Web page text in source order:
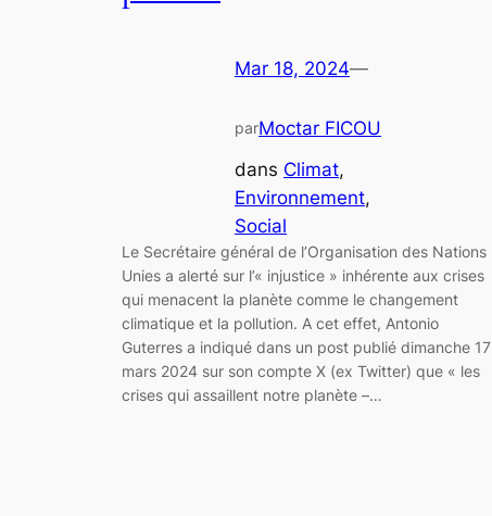
Mar 18, 2024—
parMoctar FICOU
dans Climat
Environnement
Social
Le Secrétaire général de l’Organisation des Nations
Unies a alerté sur l’« injustice » inhérente aux crises
qui menacent la planète comme le changement
climatique et la pollution. A cet effet, Antonio
Guterres a indiqué dans un post publié dimanche 17
mars 2024 sur son compte X (ex Twitter) que « les
crises qui assaillent notre planète –…